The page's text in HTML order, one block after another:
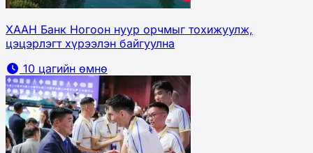
ХААН Банк Ногоон нуур орчмыг тохижуулж,
цэцэрлэгт хүрээлэн байгуулна
10 цагийн өмнө